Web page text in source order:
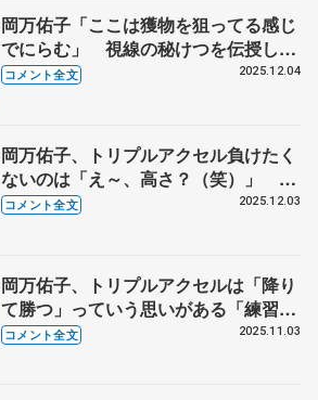
岡万佑子「ここは獲物を狙ってる感じ
でにらむ」 視線の秘けつを伝授した
のは村元哉中さん【ジュニアGPファ
コメント全文 2025.12.04
岡万佑子、トリプルアクセル負けたく
ないのは「え～、高さ？（笑）」
「みんな跳ぶよねって分かっている。
コメント全文 2025.12.03
岡万佑子、トリプルアクセルは「降り
て勝つ」っていう思いがある「練習で
できても曲でハマらないと意味がな
コメント全文 2025.11.03